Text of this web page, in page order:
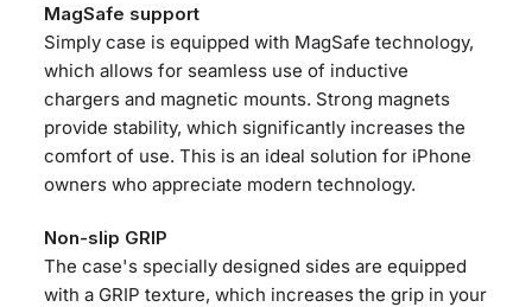
MagSafe support
Simply case is equipped with MagSafe technology,
which allows for seamless use of inductive
chargers and magnetic mounts. Strong magnets
provide stability, which significantly increases the
comfort of use. This is an ideal solution for iPhone
owners who appreciate modern technology.
Non-slip GRIP
The case's specially designed sides are equipped
with a GRIP texture, which increases the grip in your